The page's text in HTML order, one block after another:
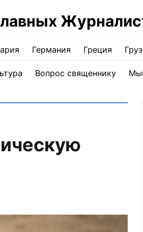
Германия Греция
Вопрос священнику